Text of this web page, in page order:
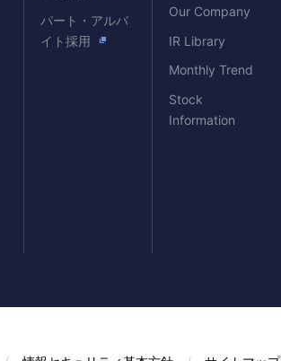
パート・アルバ
イト採用
Our Company
IR Library
Monthly Trend
Stock
Information